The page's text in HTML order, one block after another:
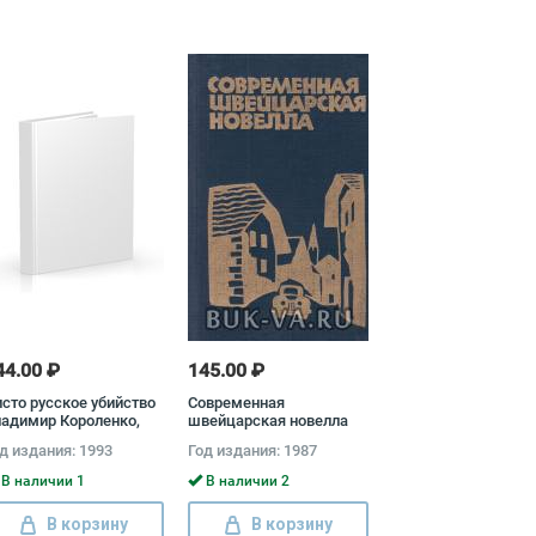
₽
русское убийство
Короленко,
Леонид
Владимир
Александр Куприн,
Мамин-
Петр
издания: 1993
наличии 1
В корзину
145.00 ₽
Современная
швейцарская новелла
Год издания: 1987
В наличии 2
В корзину